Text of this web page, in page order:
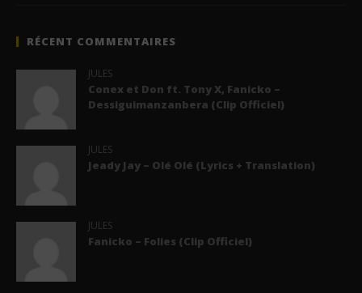
RÉCENT COMMENTAIRES
JULES
Conex et Don ft. Tony X, Fanicko –
Dessiguimanzanbera (Clip Officiel)
JULES
Jeady Jay – Olé Olé (Lyrics + Translation)
JULES
Fanicko – Folies (Clip Officiel)